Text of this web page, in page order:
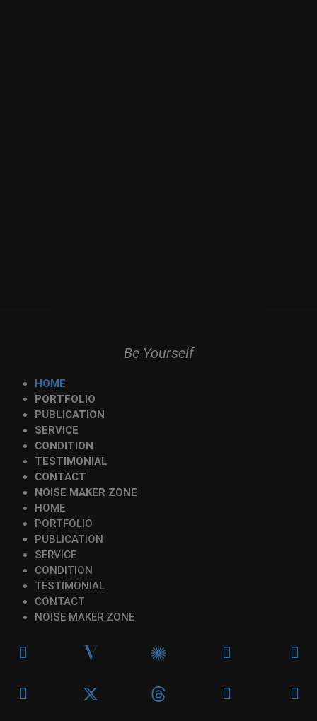
Be Yourself
HOME
PORTFOLIO
PUBLICATION
SERVICE
CONDITION
TESTIMONIAL
CONTACT
NOISE MAKER ZONE
HOME
PORTFOLIO
PUBLICATION
SERVICE
CONDITION
TESTIMONIAL
CONTACT
NOISE MAKER ZONE